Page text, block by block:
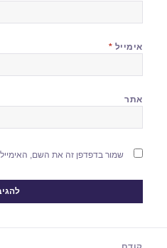
אימייל *
אתר
שמור בדפדפן זה את השם,